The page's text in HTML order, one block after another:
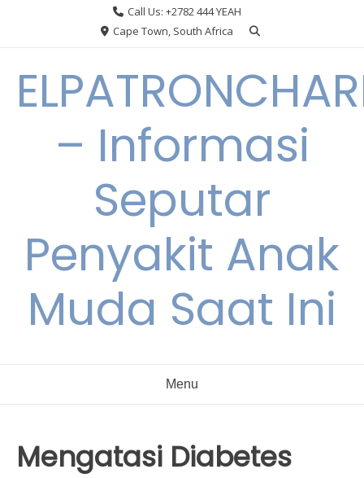
Call Us: +2782 444 YEAH
Cape Town, South Africa
– Informasi
Seputar
Penyakit Anak
Muda Saat Ini
Menu
Mengatasi Diabetes